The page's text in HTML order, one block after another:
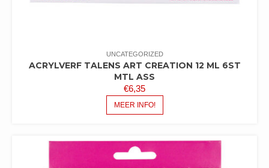
UNCATEGORIZED
ACRYLVERF TALENS ART CREATION 12 ML 6ST
MTL ASS
€6,35
MEER INFO!